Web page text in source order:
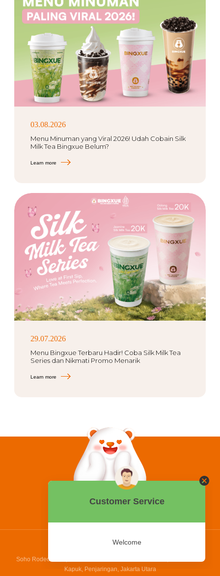
03.08.2026
Menu Minuman yang Viral 2026! Udah Cobain Silk
Milk Tea Bingxue Belum?
Learn more
29.07.2026
Menu Bingxue Terbaru Hadir! Coba Silk Milk Tea
Series dan Nikmati Promo Menarik
Learn more
0858 2015 9999
Soho Rodeo Drive, No. 5 - 6 Jl. Laksamana Yos Sudarso, Pantai Indah
Kapuk, Penjaringan, Jakarta Utara